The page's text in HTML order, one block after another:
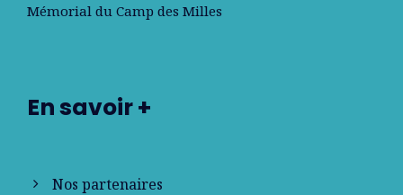
Mémorial du Camp des Milles
En savoir +
Nos partenaires